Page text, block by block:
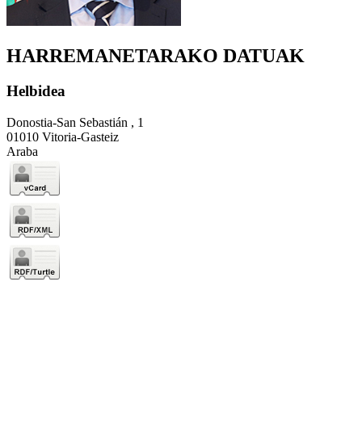
HARREMANETARAKO DATUAK
Helbidea
Donostia-San Sebastián , 1
01010 Vitoria-Gasteiz
Araba